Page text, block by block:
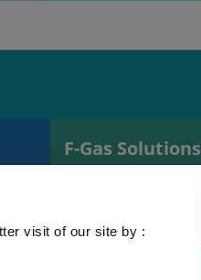
visit of our site by :
F-Gas Solutions
koudemiddel